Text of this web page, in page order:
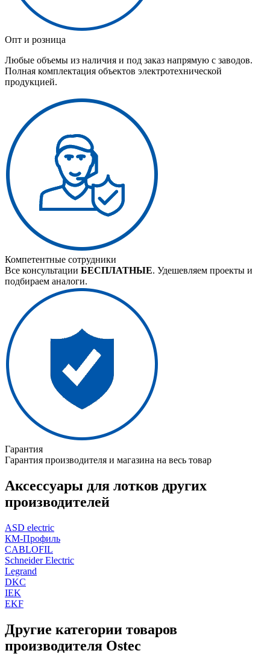
Опт и розница
Любые объемы из наличия и под заказ напрямую с заводов.
Полная комплектация объектов электротехнической
продукцией.
Компетентные сотрудники
Все консультации БЕСПЛАТНЫЕ. Удешевляем проекты и
подбираем аналоги.
Гарантия
Гарантия производителя и магазина на весь товар
Аксессуары для лотков других
производителей
ASD electric
КМ-Профиль
CABLOFIL
Schneider Electric
Legrand
DKC
IEK
EKF
Другие категории товаров
производителя Ostec